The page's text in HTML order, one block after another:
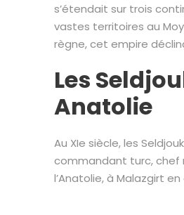
s’étendait sur trois
vastes territoires au
règne, cet empire
Les
Anatolie
Au XIe siècle, les
commandant turc, chef
l’Anatolie, à Malazgirt